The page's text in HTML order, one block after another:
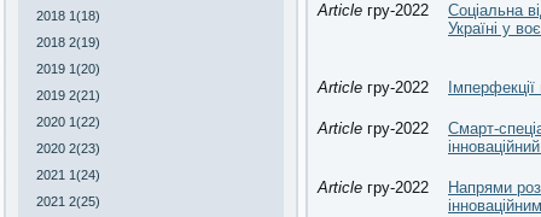
2018 1(18)
2018 2(19)
2019 1(20)
2019 2(21)
2020 1(22)
2020 2(23)
2021 1(24)
2021 2(25)
Article гру-2022
Соціальна
Україні у
Article гру-2022
Article гру-2022
Смарт-
Article гру-2022
Напрями